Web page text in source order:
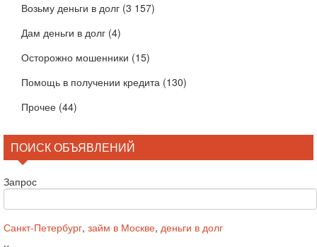
Возьму деньги в долг (3 157)
Дам деньги в долг (4)
Осторожно мошенники (15)
Помощь в получении кредита (130)
Прочее (44)
ПОИСК ОБЪЯВЛЕНИЙ
Запрос
Санкт-Петербург, займ в Москве, деньги в долг